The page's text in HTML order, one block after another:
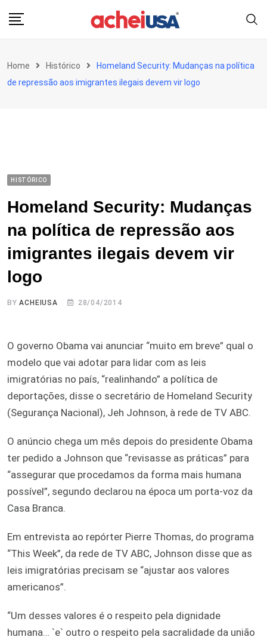
Home Histórico
Homeland Security: Mudanças na política
de repressão aos imigrantes ilegais devem vir logo
HISTÓRICO
Homeland Security: Mudanças
na política de repressão aos
imigrantes ilegais devem vir
logo
BYACHEIUSA 28/04/2014
O governo Obama vai anunciar “muito em breve” qual o
modelo que vai adotar para lidar com as leis
imigratórias no país, “realinhando” a política de
deportações, disse o secretário de Homeland Security
(Segurança Nacional), Jeh Johnson, à rede de TV ABC.
O anúncio chega um mês depois do presidente Obama
ter pedido a Johnson que “revisasse as práticas” para
“assegurar que procedamos da forma mais humana
possível”, segundo declarou na época um porta-voz da
Casa Branca.
Em entrevista ao repórter Pierre Thomas, do programa
“This Week”, da rede de TV ABC, Johnson disse que as
leis imigratórias precisam se “ajustar aos valores
americanos”.
“Um desses valores é o respeito pela dignidade
humana… `e` outro o respeito pela sacralidade da união